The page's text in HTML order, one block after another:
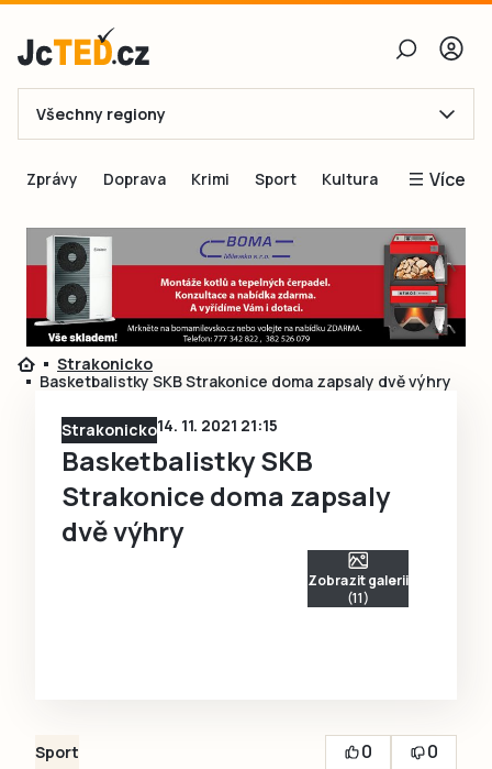
E-mail
Obnovit heslo
Přihlásit se
Přihlásit se přes Facebook
Ještě nemám účet, chci se
Všechny regiony
Zprávy Doprava Krimi Sport Kultura Více
Blogy
Inspirace
Čtenáři píší
Speciální přílohy
Strakonicko
Basketbalistky SKB Strakonice doma zapsaly dvě výhry
Strakonicko14. 11. 2021 21:15
Basketbalistky SKB
Strakonice doma zapsaly
dvě výhry
Zobrazit galerii
(11)
Sport 0
0